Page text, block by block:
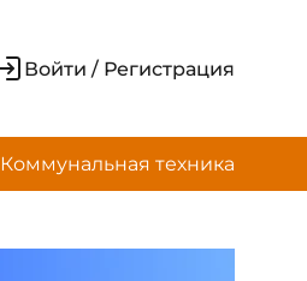
Войти / Регистрация
Коммунальная техника